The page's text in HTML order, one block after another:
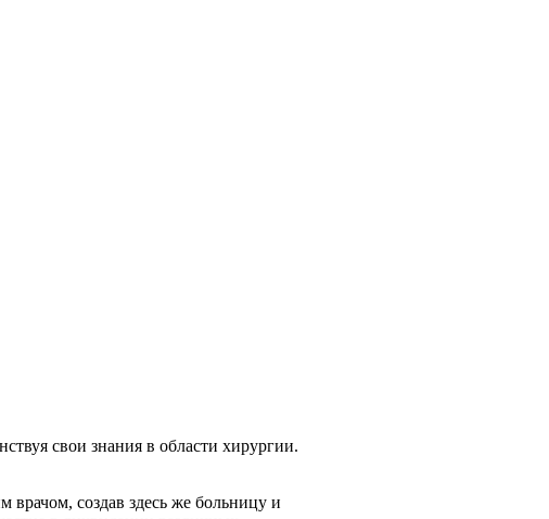
свои знания в области хирургии.
врачом, создав здесь же больницу и